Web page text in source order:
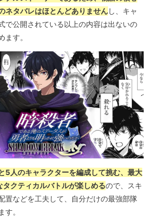
ネタバレはほとんどありませんし、キャ
で公開されている以上の内容は出ないの
ます。
5人のキャラクターを編成して挑む、最大
クティカルバトルが楽しめるので、スキ
置などを工夫して、自分だけの最強部隊
す。